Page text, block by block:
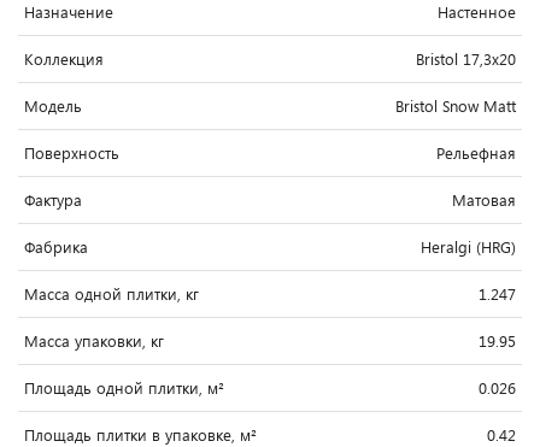
Назначение Настенное
Коллекция Bristol 17,3x20
Модель Bristol Snow Matt
Поверхность Рельефная
Фактура Матовая
Фабрика Heralgi (HRG)
Масса одной плитки, кг 1.247
Масса упаковки, кг 19.95
Площадь одной плитки, м² 0.026
Площадь плитки в упаковке, м² 0.42